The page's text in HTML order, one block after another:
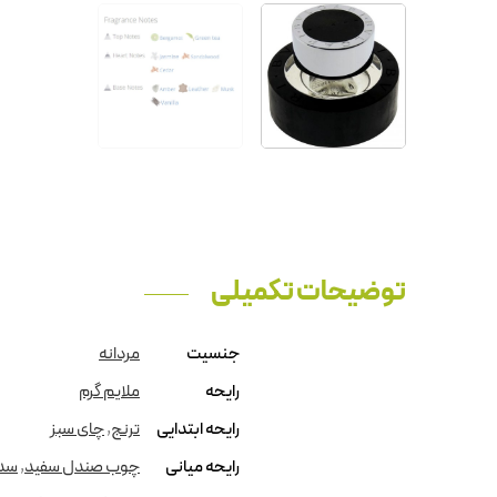
توضیحات تکمیلی
جنسیت
مردانه
رایحه
ملایم گرم
رایحه ابتدایی
ترنج,چای سبز
رایحه میانی
چوب صندل سفید,